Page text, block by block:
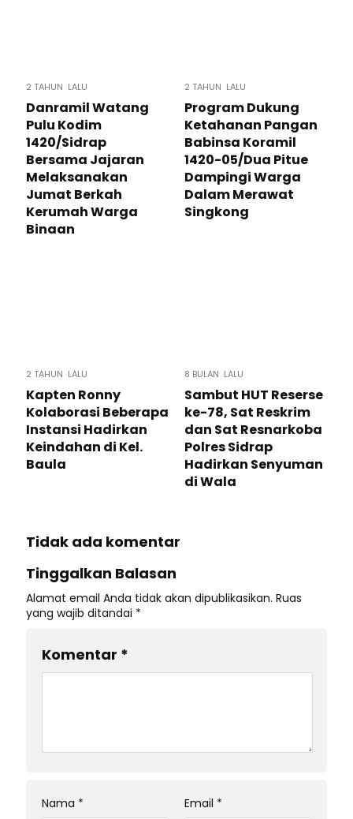
2 TAHUN LALU
Danramil Watang
Pulu Kodim
1420/Sidrap
Bersama Jajaran
Melaksanakan
Jumat Berkah
Kerumah Warga
Binaan
2 TAHUN LALU
Program Dukung
Ketahanan Pangan
Babinsa Koramil
1420-05/Dua Pitue
Dampingi Warga
Dalam Merawat
Singkong
2 TAHUN LALU
Kapten Ronny
Kolaborasi Beberapa
Instansi Hadirkan
Keindahan di Kel.
Baula
8 BULAN LALU
Sambut HUT Reserse
ke-78, Sat Reskrim
dan Sat Resnarkoba
Polres Sidrap
Hadirkan Senyuman
di Wala
Tidak ada komentar
Tinggalkan Balasan
Alamat email Anda tidak akan dipublikasikan. Ruas
yang wajib ditandai *
Komentar *
Nama * Email *